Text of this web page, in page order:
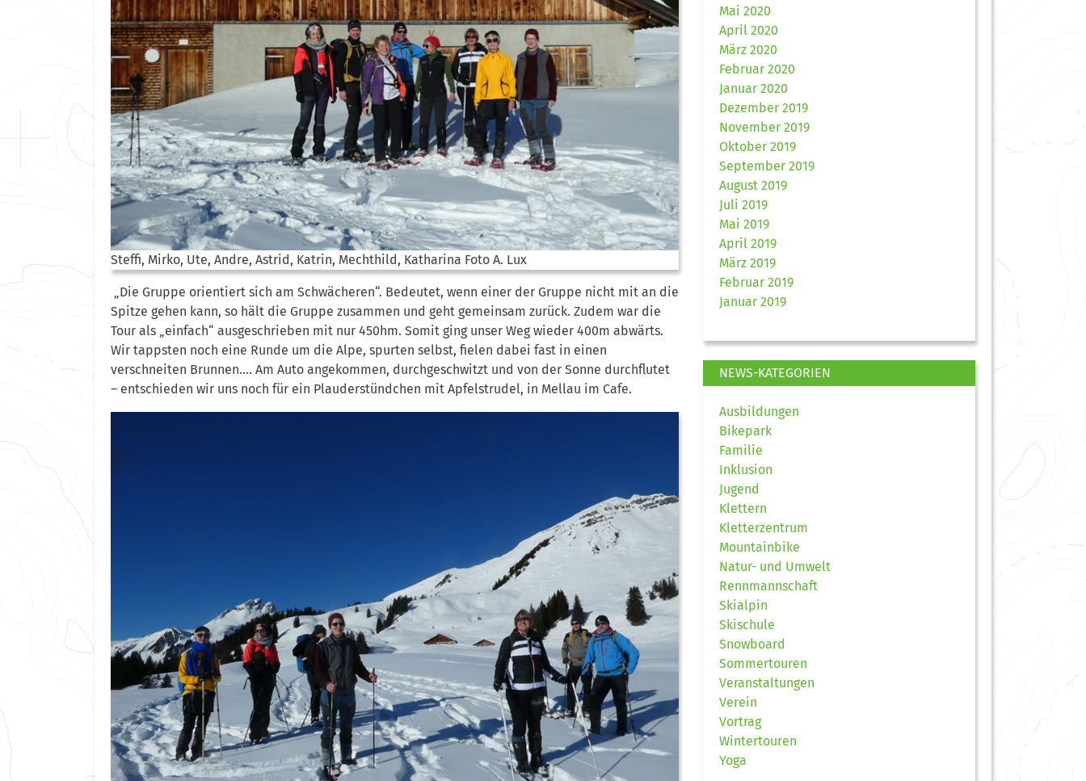
Steffi, Mirko, Ute, Andre, Astrid, Katrin, Mechthild, Katharina Foto A. Lux
„Die Gruppe orientiert sich am Schwächeren“. Bedeutet, wenn einer der Gruppe nicht mit an die
Spitze gehen kann, so hält die Gruppe zusammen und geht gemeinsam zurück. Zudem war die
Tour als „einfach“ ausgeschrieben mit nur 450hm. Somit ging unser Weg wieder 400m abwärts.
Wir tappsten noch eine Runde um die Alpe, spurten selbst, fielen dabei fast in einen
verschneiten Brunnen…. Am Auto angekommen, durchgeschwitzt und von der Sonne durchflutet
– entschieden wir uns noch für ein Plauderstündchen mit Apfelstrudel, in Mellau im Cafe.
Mai 2020
April 2020
März 2020
Februar 2020
Januar 2020
Dezember 2019
November 2019
Oktober 2019
September 2019
August 2019
Juli 2019
Mai 2019
April 2019
März 2019
Februar 2019
Januar 2019
NEWS-KATEGORIEN
Ausbildungen
Bikepark
Familie
Inklusion
Jugend
Klettern
Kletterzentrum
Mountainbike
Natur- und Umwelt
Rennmannschaft
Skialpin
Skischule
Snowboard
Sommertouren
Veranstaltungen
Verein
Vortrag
Wintertouren
Yoga